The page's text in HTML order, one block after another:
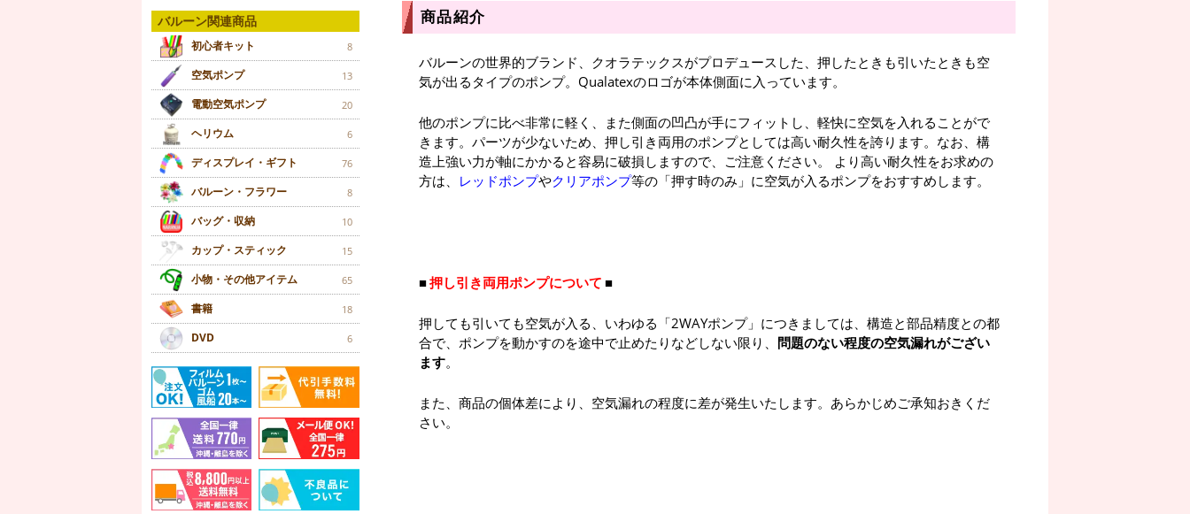
バルーン関連商品
初心者キット 8
空気ポンプ 13
電動空気ポンプ 20
ヘリウム 6
ディスプレイ・ギフト 76
バルーン・フラワー 8
バッグ・収納 10
カップ・スティック 15
小物・その他アイテム 65
書籍 18
DVD 6
商品紹介
バルーンの世界的ブランド、クオラテックスがプロデュースした、押したときも引いたときも空
気が出るタイプのポンプ。Qualatexのロゴが本体側面に入っています。
他のポンプに比べ非常に軽く、また側面の凹凸が手にフィットし、軽快に空気を入れることがで
きます。パーツが少ないため、押し引き両用のポンプとしては高い耐久性を誇ります。なお、構
造上強い力が軸にかかると容易に破損しますので、ご注意ください。 より高い耐久性をお求めの
方は、 レッドポンプやクリアポンプ等の「押す時のみ」に空気が入るポンプをおすすめします。
押し引き両用ポンプについて
押しても引いても空気が入る、いわゆる「2WAYポンプ」につきましては、構造と部品精度との都
合で、ポンプを動かすのを途中で止めたりなどしない限り、 問題のない程度の空気漏れがござい
ます。
また、商品の個体差により、空気漏れの程度に差が発生いたします。あらかじめご承知おきくだ
さい。